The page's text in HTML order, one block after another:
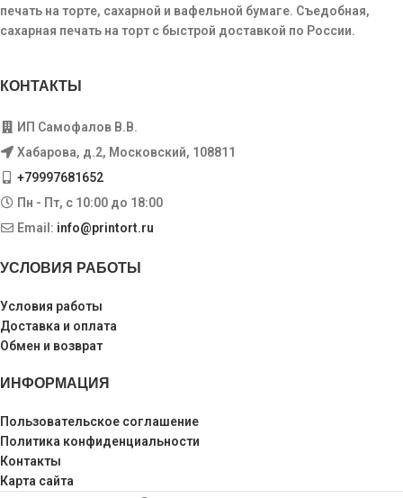
печать на торте, сахарной и вафельной бумаге. Съедобная,
сахарная печать на торт с быстрой доставкой по России.
КОНТАКТЫ
ИП Самофалов В.В.
Хабарова, д.2, Московский, 108811
+79997681652
Пн - Пт, с 10:00 до 18:00
Email: info@printort.ru
УСЛОВИЯ РАБОТЫ
Условия работы
Доставка и оплата
Обмен и возврат
ИНФОРМАЦИЯ
Пользовательское соглашение
Политика конфиденциальности
Контакты
Карта сайта